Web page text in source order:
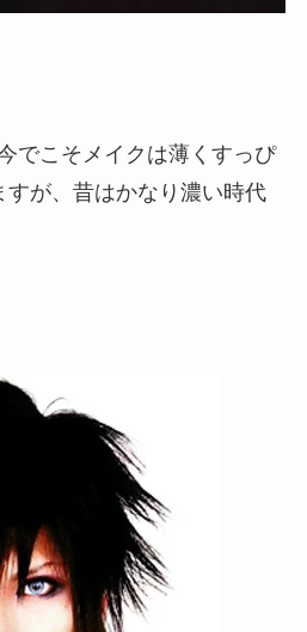
でこそメイクは薄くすっぴ
すが、昔はかなり濃い時代